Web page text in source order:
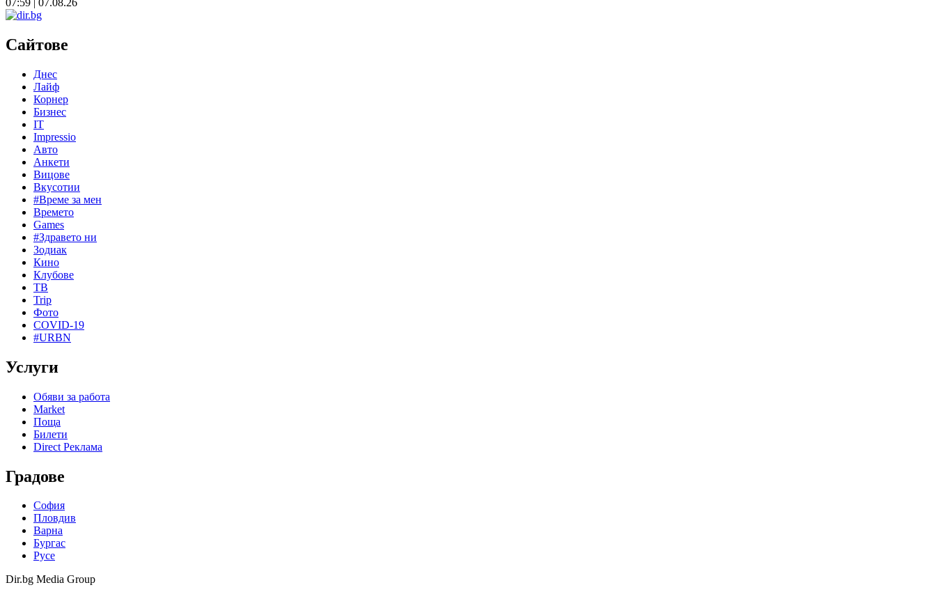
07:59 | 07.08.26
Сайтове
Днес
Лайф
Корнер
Бизнес
IT
Impressio
Авто
Анкети
Вицове
Вкусотии
#Време за мен
Времето
Games
#Здравето ни
Зодиак
Кино
Клубове
ТВ
Trip
Фото
COVID-19
#URBN
Услуги
Обяви за работа
Market
Поща
Билети
Direct Реклама
Градове
София
Пловдив
Варна
Бургас
Русе
Dir.bg Media Group